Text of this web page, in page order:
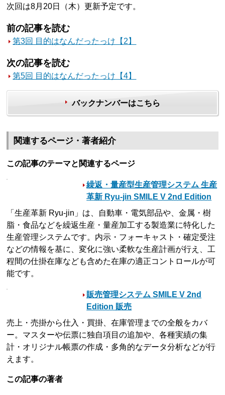
次回は8月20日（木）更新予定です。
前の記事を読む
第3回 目的はなんだったっけ【2】
次の記事を読む
第5回 目的はなんだったっけ【4】
バックナンバーはこちら
関連するページ・著者紹介
この記事のテーマと関連するページ
繰返・量産型生産管理システム 生産
革新 Ryu-jin SMILE V 2nd Edition
「生産革新 Ryu-jin」は、自動車・電気部品や、金属・樹
脂・食品などを繰返生産・量産加工する製造業に特化した
生産管理システムです。内示・フォーキャスト・確定受注
などの情報を基に、変化に強い柔軟な生産計画が行え、工
程間の仕掛在庫なども含めた在庫の適正コントロールが可
能です。
販売管理システム SMILE V 2nd
Edition 販売
売上・売掛から仕入・買掛、在庫管理までの全般をカバ
ー。マスターや伝票に独自項目の追加や、各種実績の集
計・オリジナル帳票の作成・多角的なデータ分析などが行
えます。
この記事の著者